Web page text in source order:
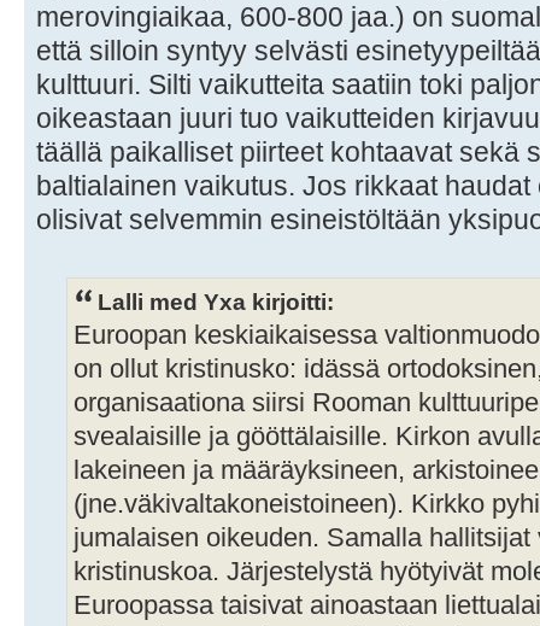
merovingiaikaa, 600-800 jaa.) on
että silloin syntyy selvästi
kulttuuri. Silti vaikutteita saatiin toki
oikeastaan juuri tuo vaikutteiden
täällä paikalliset piirteet kohtaavat sekä
baltialainen vaikutus. Jos rikkaat
olisivat selvemmin esineistöltään
Lalli med Yxa kirjoitti:
Euroopan keskiaikaisessa
on ollut kristinusko: idässä
organisaationa siirsi Rooman
svealaisille ja gööttälaisille. Kirkon
lakeineen ja määräyksineen,
(jne.väkivaltakoneistoineen). Kirkko
jumalaisen oikeuden. Samalla
kristinuskoa. Järjestelystä hyötyivät
Euroopassa taisivat ainoastaan